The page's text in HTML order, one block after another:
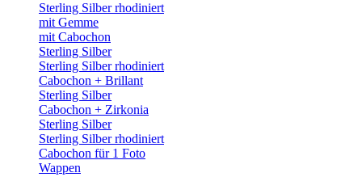
Sterling Silber rhodiniert
mit Gemme
mit Cabochon
Sterling Silber
Sterling Silber rhodiniert
Cabochon + Brillant
Sterling Silber
Cabochon + Zirkonia
Sterling Silber
Sterling Silber rhodiniert
Cabochon für 1 Foto
Wappen